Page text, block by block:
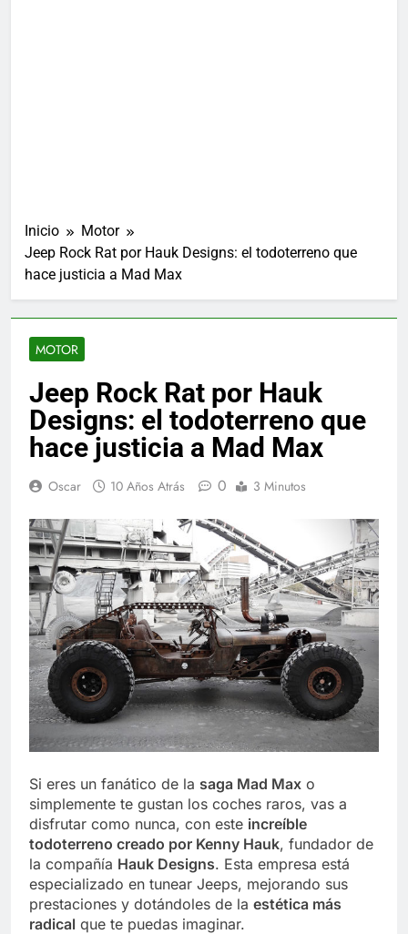
Inicio
Motor
Jeep Rock Rat por Hauk Designs: el todoterreno que
hace justicia a Mad Max
MOTOR
Jeep Rock Rat por Hauk
Designs: el todoterreno que
hace justicia a Mad Max
Oscar 10 Años Atrás 0 3 Minutos
Si eres un fanático de la saga Mad Max o
simplemente te gustan los coches raros, vas a
disfrutar como nunca, con este increíble
todoterreno creado por Kenny Hauk, fundador de
la compañía Hauk Designs. Esta empresa está
especializado en tunear Jeeps, mejorando sus
prestaciones y dotándoles de la estética más
radical que te puedas imaginar.